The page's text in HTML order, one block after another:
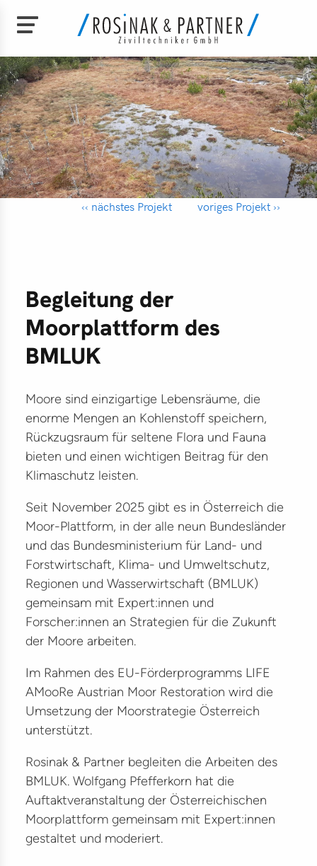
Direkt
zum
Inhalt
‹‹ nächstes Projekt voriges Projekt ››
Begleitung der
Moorplattform des
BMLUK
Moore sind einzigartige Lebensräume, die
enorme Mengen an Kohlenstoff speichern,
Rückzugsraum für seltene Flora und Fauna
bieten und einen wichtigen Beitrag für den
Klimaschutz leisten.
Seit November 2025 gibt es in Österreich die
Moor-Plattform, in der alle neun Bundesländer
und das Bundesministerium für Land- und
Forstwirtschaft, Klima- und Umweltschutz,
Regionen und Wasserwirtschaft (BMLUK)
gemeinsam mit Expert:innen und
Forscher:innen an Strategien für die Zukunft
der Moore arbeiten.
Im Rahmen des EU-Förderprogramms LIFE
AMooRe Austrian Moor Restoration wird die
Umsetzung der Moorstrategie Österreich
unterstützt.
Rosinak & Partner begleiten die Arbeiten des
BMLUK. Wolfgang Pfefferkorn hat die
Auftaktveranstaltung der Österreichischen
Moorplattform gemeinsam mit Expert:innen
gestaltet und moderiert.